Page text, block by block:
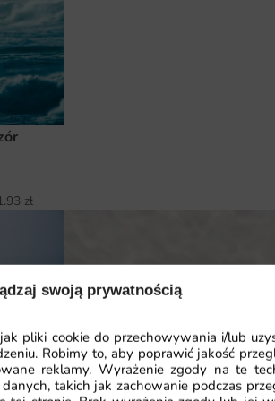
swoją prywatnością
pliki cookie do przechowywania i/lub
Robimy to, aby poprawić jakość
reklamy. Wyrażenie zgody na te
takich jak zachowanie podczas
zł
41.93zł64.51zł
Najniższa cena z ostatnich 30 dni: